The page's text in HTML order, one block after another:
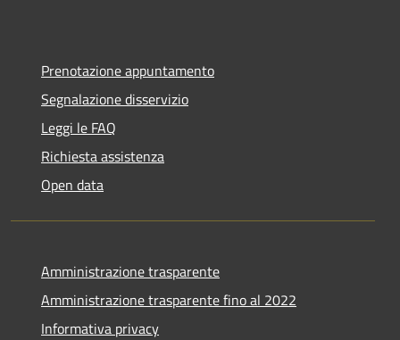
Prenotazione appuntamento
Segnalazione disservizio
Leggi le FAQ
Richiesta assistenza
Open data
Amministrazione trasparente
Amministrazione trasparente fino al 2022
Informativa privacy